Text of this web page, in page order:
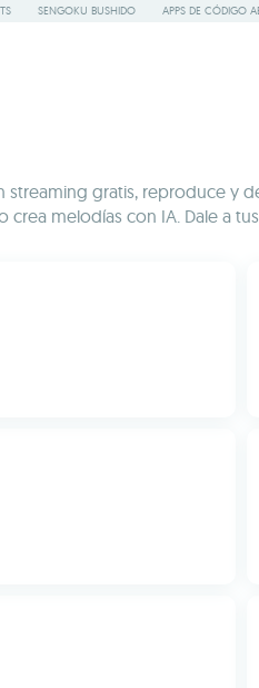
SENGOKU BUSHIDO APPS DE CÓDIGO
streaming gratis, reproduce
melodías con IA. Dale a